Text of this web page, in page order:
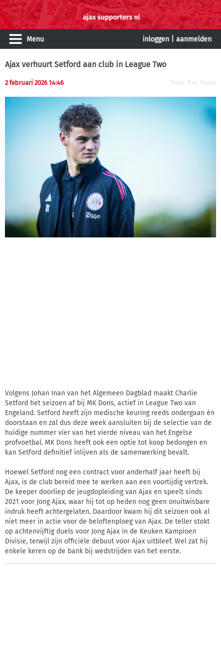
Menu inloggen aanmelden
Ajax verhuurt Setford aan club in League Two
2 februari 2026 14:46 Foto: Pro Shots
Volgens Johan Inan van het Algemeen Dagblad maakt Charlie
Setford het seizoen af bij MK Dons, actief in League Two van
Engeland. Setford heeft zijn medische keuring reeds ondergaan én
doorstaan en zal dus deze week aansluiten bij de selectie van de
huidige nummer vier van het vierde niveau van het Engelse
profvoetbal. MK Dons heeft ook een optie tot koop bedongen en
kan Setford definitief inlijven als de samenwerking bevalt.
Hoewel Setford nog een contract voor anderhalf jaar heeft bij
Ajax, is de club bereid mee te werken aan een voortijdig vertrek.
De keeper doorliep de jeugdopleiding van Ajax en speelt sinds
2021 voor Jong Ajax, waar hij tot op heden nog geen onuitwisbare
indruk heeft achtergelaten. Daardoor kwam hij dit seizoen ook al
niet meer in actie voor de beloftenploeg van Ajax. De teller stokt
op achtenvijftig duels voor Jong Ajax in de Keuken Kampioen
Divisie, terwijl zijn officiële debuut voor Ajax uitbleef. Wel zat hij
enkele keren op de bank bij wedstrijden van het eerste.